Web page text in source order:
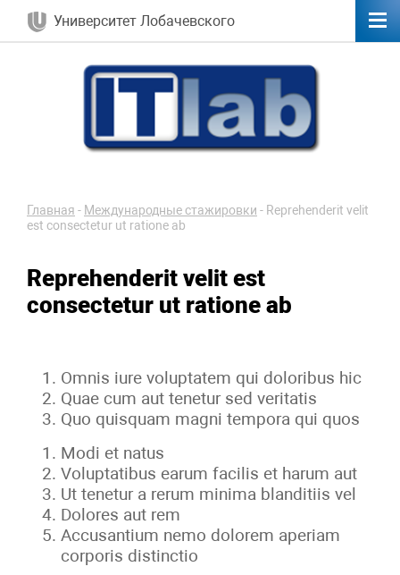
Университет Лобачевского
Главная - Международные стажировки - Reprehenderit velit
est consectetur ut ratione ab
Reprehenderit velit est
consectetur ut ratione ab
Omnis iure voluptatem qui doloribus hic
Quae cum aut tenetur sed veritatis
Quo quisquam magni tempora qui quos
Modi et natus
Voluptatibus earum facilis et harum aut
Ut tenetur a rerum minima blanditiis vel
Dolores aut rem
Accusantium nemo dolorem aperiam
corporis distinctio